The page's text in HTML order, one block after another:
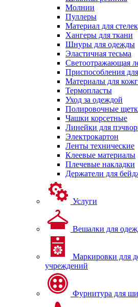
Молнии
Пуллеры
Материал для стелек
Хангеры для ткани
Шнуры для одежды
Эластичная тесьма
Светоотражающая
Приспособления
Материалы для
Термопласты
Уход за одеждой
Полировочные
Чашки корсетные
Линейки для
Электрокартон
Ленты технические
Клеевые материалы
Плечевые накладки
Держатели для
Услуги
Вешалки для
Маркировки для
учреждений
Фурнитура для